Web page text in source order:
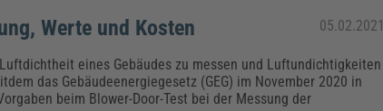
Werte und Kosten 05.02.2021
eines Gebäudes zu messen und Luftundichtigkeiten
das Gebäudeenergiegesetz (GEG) im November 2020 in
beim Blower-Door-Test bei der Messung der